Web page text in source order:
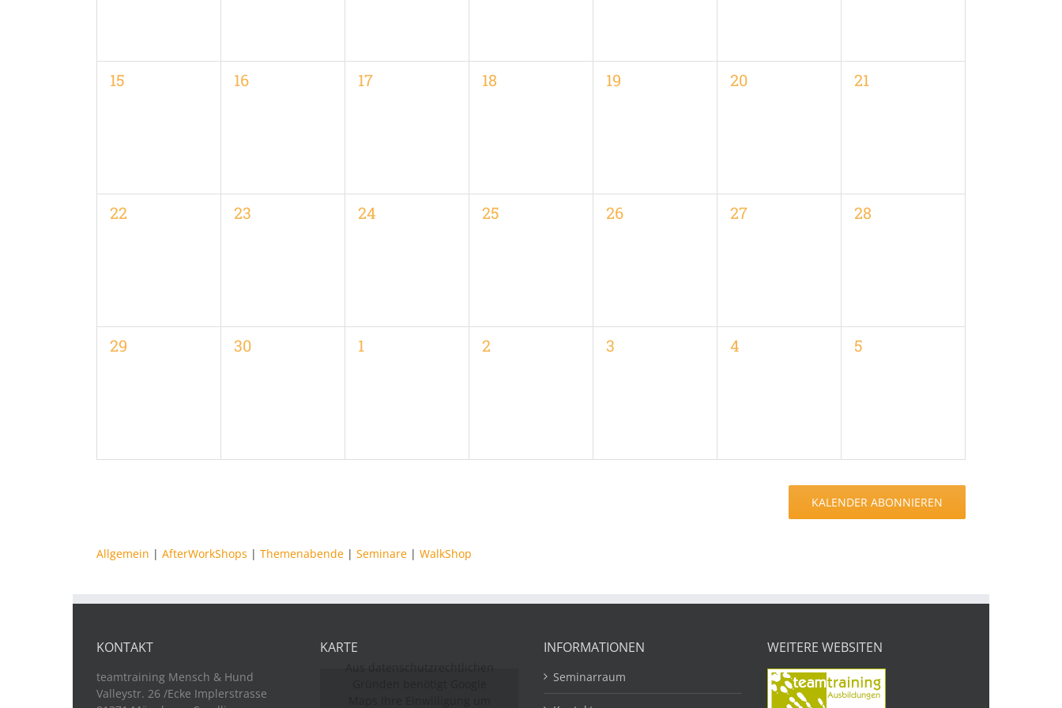
0
15
0
16
0
17
0
18
0
19
0
20
0
21
0
22
0
23
0
24
0
25
0
26
0
27
0
28
0
29
0
30
0
1
0
2
0
3
0
4
0
5
KALENDER ABONNIEREN
Allgemein | AfterWorkShops | Themenabende | Seminare | WalkShop
KONTAKT
teamtraining Mensch & Hund
Valleystr. 26 /Ecke Implerstrasse
KARTE INFORMATIONEN
Seminarraum
WEITERE WEBSITEN